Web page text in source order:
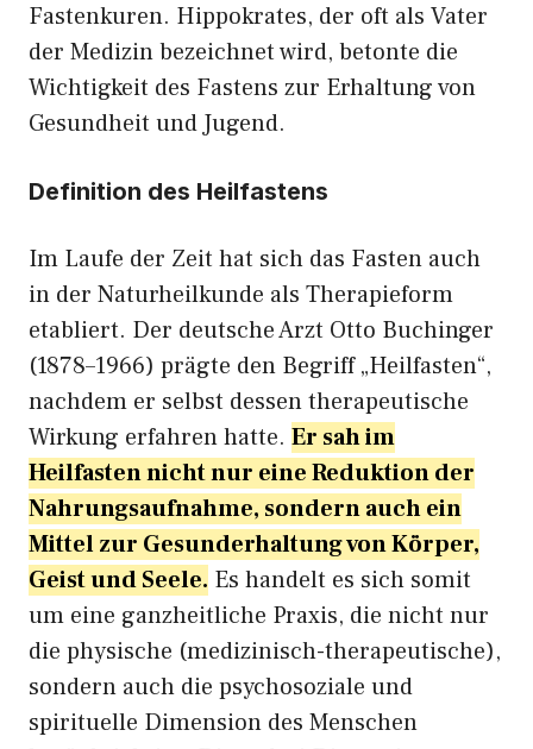
Fastenkuren. Hippokrates, der oft als Vater
der Medizin bezeichnet wird, betonte die
Wichtigkeit des Fastens zur Erhaltung von
Gesundheit und Jugend.
Definition des Heilfastens
Im Laufe der Zeit hat sich das Fasten auch
in der Naturheilkunde als Therapieform
etabliert. Der deutsche Arzt Otto Buchinger
(1878–1966) prägte den Begriff „Heilfasten“,
nachdem er selbst dessen therapeutische
Wirkung erfahren hatte. Er sah im
Heilfasten nicht nur eine Reduktion der
Nahrungsaufnahme, sondern auch ein
Mittel zur Gesunderhaltung von Körper,
Geist und Seele. Es handelt es sich somit
um eine ganzheitliche Praxis, die nicht nur
die physische (medizinisch-therapeutische),
sondern auch die psychosoziale und
spirituelle Dimension des Menschen